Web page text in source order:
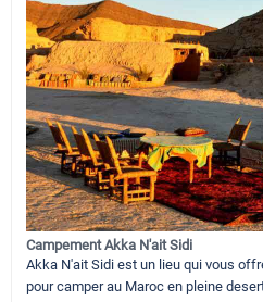
Campement Akka N'ait Sidi
Akka N'ait Sidi est un lieu qui vous
pour camper au Maroc en pleine